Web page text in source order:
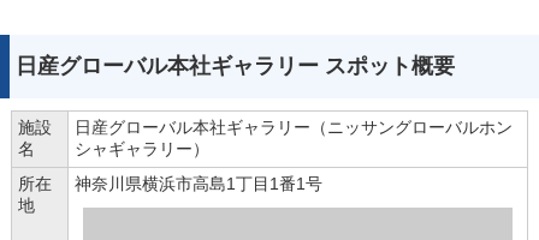
日産グローバル本社ギャラリー スポット概要
施設
名
日産グローバル本社ギャラリー（ニッサングローバルホン
シャギャラリー）
所在
地
神奈川県横浜市高島1丁目1番1号